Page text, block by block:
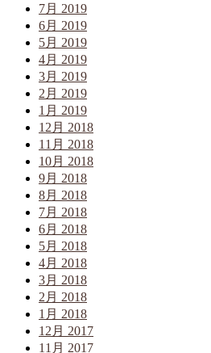
7月 2019
6月 2019
5月 2019
4月 2019
3月 2019
2月 2019
1月 2019
12月 2018
11月 2018
10月 2018
9月 2018
8月 2018
7月 2018
6月 2018
5月 2018
4月 2018
3月 2018
2月 2018
1月 2018
12月 2017
11月 2017